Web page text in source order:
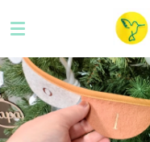
direct
naar
de
hoofdinhoud